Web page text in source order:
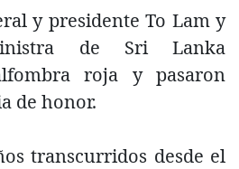
y presidente To Lam y
de Sri Lanka
roja y pasaron
de honor.
transcurridos desde el